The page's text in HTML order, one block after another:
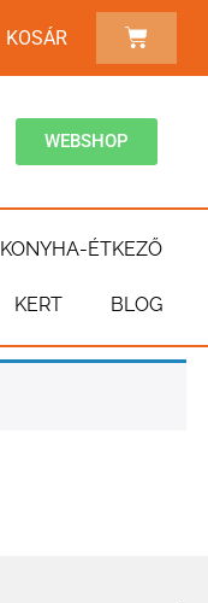
KOSÁR
WEBSHOP
KONYHA-ÉTKEZŐ
KERT BLOG